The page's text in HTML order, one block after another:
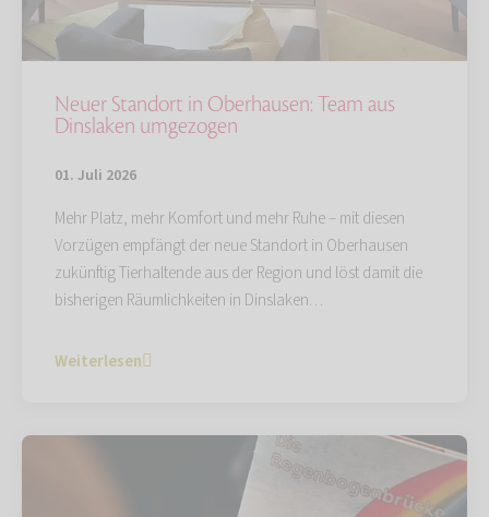
Neuer Standort in Oberhausen: Team aus
Dinslaken umgezogen
01. Juli 2026
Mehr Platz, mehr Komfort und mehr Ruhe – mit diesen
Vorzügen empfängt der neue Standort in Oberhausen
zukünftig Tierhaltende aus der Region und löst damit die
bisherigen Räumlichkeiten in Dinslaken…
Weiterlesen